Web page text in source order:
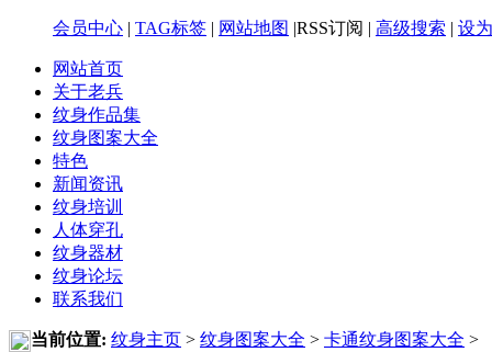
会员中心 | TAG标签 | 网站地图 |RSS订阅 | 高级搜索 | 设
网站首页
关于老兵
纹身作品集
纹身图案大全
特色
新闻资讯
纹身培训
人体穿孔
纹身器材
纹身论坛
联系我们
当前位置: 纹身主页 > 纹身图案大全 > 卡通纹身图案大全 >